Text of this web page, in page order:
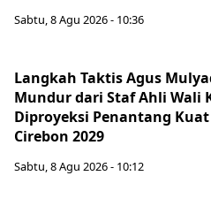
Sabtu, 8 Agu 2026 - 10:36
Langkah Taktis Agus
Mundur dari Staf Ahli Wali
Diproyeksi Penantang
Cirebon 2029
Sabtu, 8 Agu 2026 - 10:12